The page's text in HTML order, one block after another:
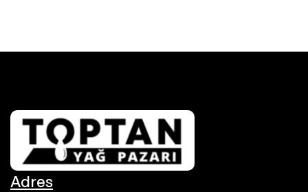
Adres